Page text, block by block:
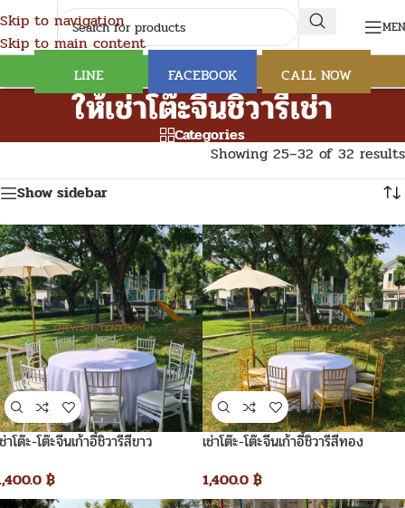
Skip to navigation
Skip to main content
LINE FACEBOOK CALL NOW
ให้เช่าโต๊ะจีนชิวารีเช่า
Categories
Showing 25–32 of 32 results
Show sidebar
าโต๊ะ-โต๊ะจีนเก้าอี้ชิวารีสีขาว
฿
เช่าโต๊ะ-โต๊ะจีนเก้าอี้ชิวารีสีทอง
1,400.0 ฿